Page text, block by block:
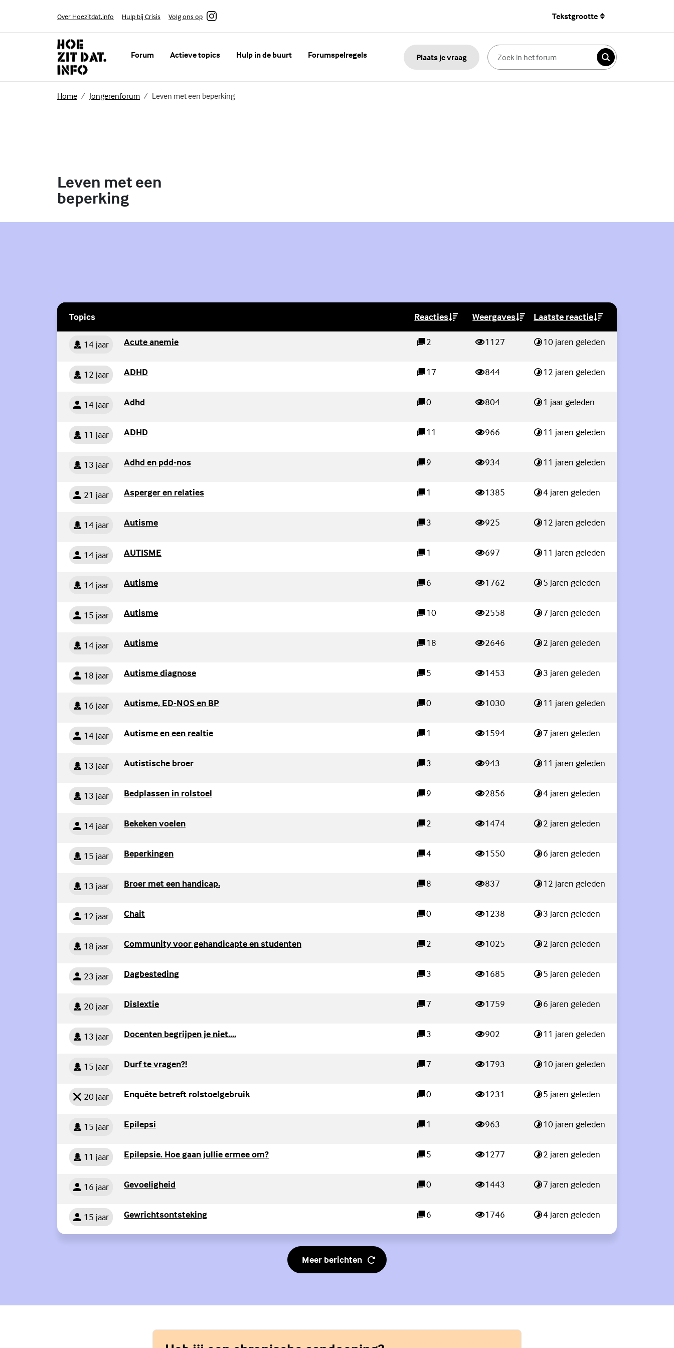
Over Hoezitdat.info Hulp bij Crisis Volg ons op
Instagram Tekstgrootte
Forum Actieve topics Hulp in de buurt Forumspelregels Plaats je vraag
Zoeken
Home(Externe link)
Jongerenforum(Externe link)
Leven met een beperking
Leven met een
beperking
Topics
Geschreven door
Reacties
(Externe link) Weergaves
(Externe link) Laatste reactie
(Externe link)
Acute anemie
Persoon
14 jaar 2
reacties 1127
weergaves Laatste reactie:
10 jaren geleden
ADHD
Persoon
12 jaar 17
reacties 844
weergaves Laatste reactie:
12 jaren geleden
Adhd
Persoon
14 jaar 0
reacties 804
weergaves Laatste reactie:
1 jaar geleden
ADHD
Persoon
11 jaar 11
reacties 966
weergaves Laatste reactie:
11 jaren geleden
Adhd en pdd-nos
Persoon
13 jaar 9
reacties 934
weergaves Laatste reactie:
11 jaren geleden
Asperger en relaties
Persoon
21 jaar 1
reacties 1385
weergaves Laatste reactie:
4 jaren geleden
Autisme
Persoon
14 jaar 3
reacties 925
weergaves Laatste reactie:
12 jaren geleden
AUTISME
Persoon
14 jaar 1
reacties 697
weergaves Laatste reactie:
11 jaren geleden
Autisme
Persoon
14 jaar 6
reacties 1762
weergaves Laatste reactie:
5 jaren geleden
Autisme
Persoon
15 jaar 10
reacties 2558
weergaves Laatste reactie:
7 jaren geleden
Autisme
Persoon
14 jaar 18
reacties 2646
weergaves Laatste reactie:
2 jaren geleden
Autisme diagnose
Persoon
18 jaar 5
reacties 1453
weergaves Laatste reactie:
3 jaren geleden
Autisme, ED-NOS en BP
Persoon
16 jaar 0
reacties 1030
weergaves Laatste reactie:
11 jaren geleden
Autisme en een realtie
Persoon
14 jaar 1
reacties 1594
weergaves Laatste reactie:
7 jaren geleden
Autistische broer
Persoon
13 jaar 3
reacties 943
weergaves Laatste reactie:
11 jaren geleden
Bedplassen in rolstoel
Persoon
13 jaar 9
reacties 2856
weergaves Laatste reactie:
4 jaren geleden
Bekeken voelen
Persoon
14 jaar 2
reacties 1474
weergaves Laatste reactie:
2 jaren geleden
Beperkingen
Persoon
15 jaar 4
reacties 1550
weergaves Laatste reactie:
6 jaren geleden
Broer met een handicap.
Persoon
13 jaar 8
reacties 837
weergaves Laatste reactie:
12 jaren geleden
Chait
Persoon
12 jaar 0
reacties 1238
weergaves Laatste reactie:
3 jaren geleden
Community voor gehandicapte en studenten
Persoon
18 jaar 2
reacties 1025
weergaves Laatste reactie:
2 jaren geleden
Dagbesteding
Persoon
23 jaar 3
reacties 1685
weergaves Laatste reactie:
5 jaren geleden
Dislextie
Persoon
20 jaar 7
reacties 1759
weergaves Laatste reactie:
6 jaren geleden
Docenten begrijpen je niet....
Persoon
13 jaar 3
reacties 902
weergaves Laatste reactie:
11 jaren geleden
Durf te vragen?!
Persoon
15 jaar 7
reacties 1793
weergaves Laatste reactie:
10 jaren geleden
Enquête betreft rolstoelgebruik
Persoon
20 jaar 0
reacties 1231
weergaves Laatste reactie:
5 jaren geleden
Epilepsi
Persoon
15 jaar 1
reacties 963
weergaves Laatste reactie:
10 jaren geleden
Epilepsie. Hoe gaan jullie ermee om?
Persoon
11 jaar 5
reacties 1277
weergaves Laatste reactie:
2 jaren geleden
Gevoeligheid
Persoon
16 jaar 0
reacties 1443
weergaves Laatste reactie:
7 jaren geleden
Gewrichtsontsteking
Persoon
15 jaar 6
reacties 1746
weergaves Laatste reactie:
4 jaren geleden
Meer berichten